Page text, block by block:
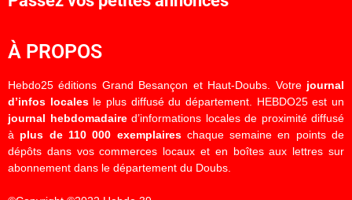
À PROPOS
Hebdo25 éditions Grand Besançon et Haut-Doubs. Votre journal
d’infos localesle plus diffusé du département. HEBDO25 est un
journal hebdomadaired’informations locales de proximité diffusé
à plus de 110 000 exemplaireschaque semaine en points de
dépôts dans vos commerces locaux et en boîtes aux lettres sur
abonnement dans le département du Doubs.